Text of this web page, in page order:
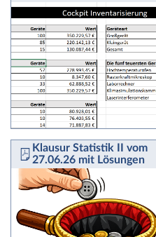
Klausur Statistik II vom
27.06.26 mit Lösungen